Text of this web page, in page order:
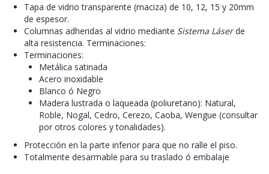
Tapa de vidrio transparente (maciza) de 10, 12, 15 y 20mm
de espesor.
Columnas adheridas al vidrio mediante Sistema Láserde
alta resistencia. Terminaciones:
Terminaciones:
Metálica satinada
Acero inoxidable
Blanco ó Negro
Madera lustrada o laqueada (poliuretano): Natural,
Roble, Nogal, Cedro, Cerezo, Caoba, Wengue (consultar
por otros colores y tonalidades).
Protección en la parte inferior para que no ralle el piso.
Totalmente desarmable para su traslado ó embalaje